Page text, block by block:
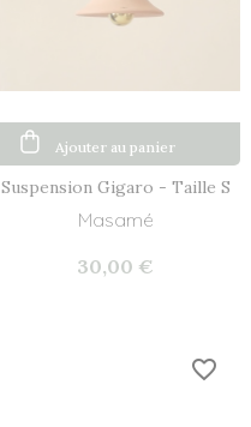
Suspension Gigaro - Taille S
Masamé
30,00 €
Ajouter au panier
favorite_border